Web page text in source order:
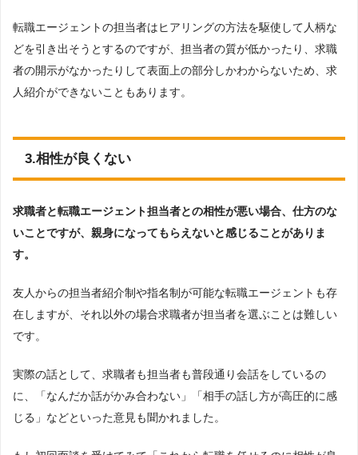
転職エージェントの担当者はヒアリングの方法を駆使して人柄な
どを引き出そうとするのですが、担当者の質が低かったり、求職
者の開示がなかったりして表面上の部分しかわからないため、求
人紹介ができないこともあります。
3.相性が良くない
求職者と転職エージェント担当者との相性が悪い場合、仕方のな
いことですが、親身になってもらえないと感じることがありま
す。
友人からの担当者紹介制や指名制が可能な転職エージェントも存
在しますが、それ以外の場合求職者が担当者を選ぶことは難しい
です。
実際の話として、求職者も担当者も普段通り会話をしているの
に、「なんだか話がかみ合わない」「相手の話し方が高圧的に感
じる」などといった意見も聞かれました。